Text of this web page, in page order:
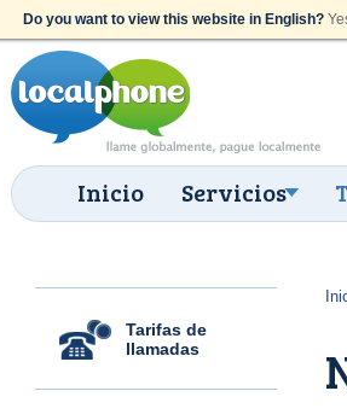
Do you want to view this website in English?
Inicio Servicios
Tarifas de
llamadas